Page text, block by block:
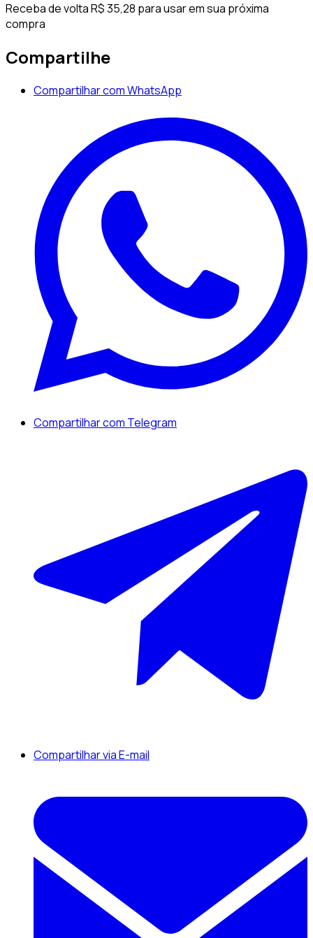
Receba de volta R$ 35,28 para usar em sua próxima
compra
Compartilhe
Compartilhar com WhatsApp
Compartilhar com Telegram
Compartilhar via E-mail